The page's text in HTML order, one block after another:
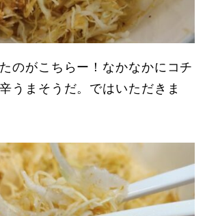
のがこちらー！なかなかにコチ
うまそうだ。ではいただきま